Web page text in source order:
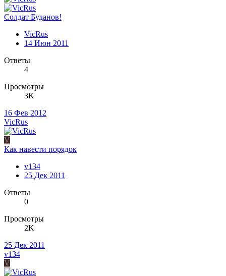
Солдат Буданов!
VicRus
14 Июн 2011
Ответы
4
Просмотры
3K
16 Фев 2012
VicRus
V
Как навести порядок
v134
25 Дек 2011
Ответы
0
Просмотры
2K
25 Дек 2011
v134
V